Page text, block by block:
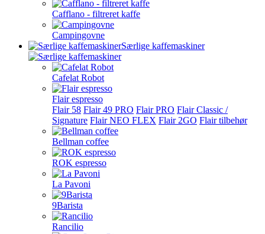
Cafflano - filtreret kaffe
Campingovne
Særlige kaffemaskiner
Cafelat Robot
Flair espresso
Flair 58 Flair 49 PRO Flair PRO Flair Classic /
Signature Flair NEO FLEX Flair 2GO Flair tilbehør
Bellman coffee
ROK espresso
La Pavoni
9Barista
Rancilio